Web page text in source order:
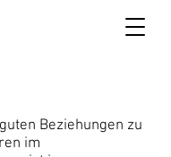
Beziehungen zu
im